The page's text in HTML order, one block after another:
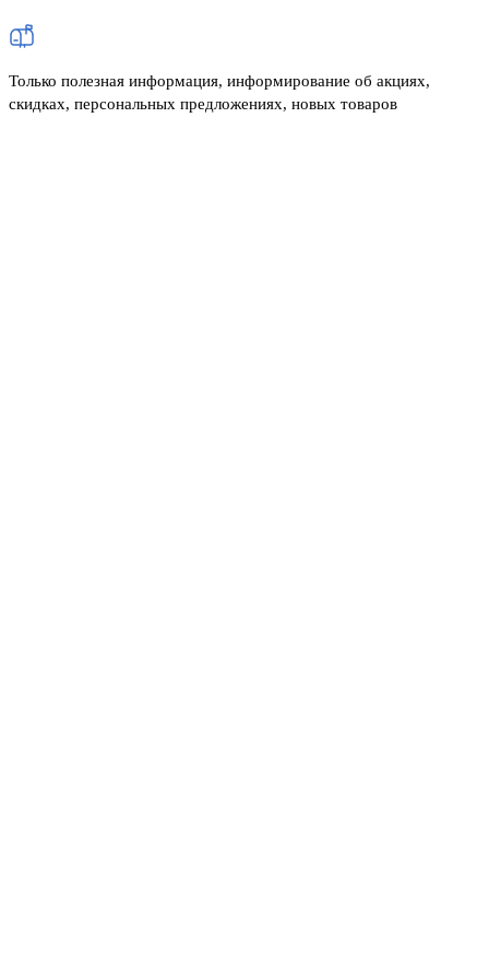
Только полезная информация, информирование об акциях,
скидках, персональных предложениях, новых товаров